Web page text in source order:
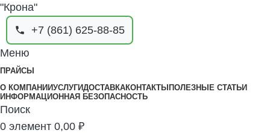
+7 (861) 625-88-85
Меню
ПРАЙСЫ
О КОМПАНИИУСЛУГИДОСТАВКАКОНТАКТЫ ПОЛЕЗНЫЕ СТАТЬИ
ИНФОРМАЦИОННАЯ БЕЗОПАСНОСТЬ
Поиск
0 элемент 0,00 ₽